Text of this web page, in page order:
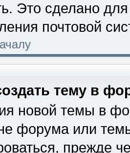
Это сделано
почтовой
тему в
новой темы в
форума или
прежде